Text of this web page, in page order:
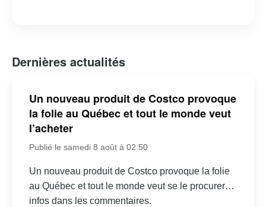
Dernières actualités
Un nouveau produit de Costco provoque
la folie au Québec et tout le monde veut
l’acheter
Publié le samedi 8 août à 02:50
Un nouveau produit de Costco provoque la folie
au Québec et tout le monde veut se le procurer…
infos dans les commentaires.